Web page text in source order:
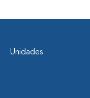
Unidades